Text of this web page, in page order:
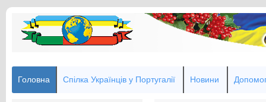
Головна Спілка Українців у Португалії Новини